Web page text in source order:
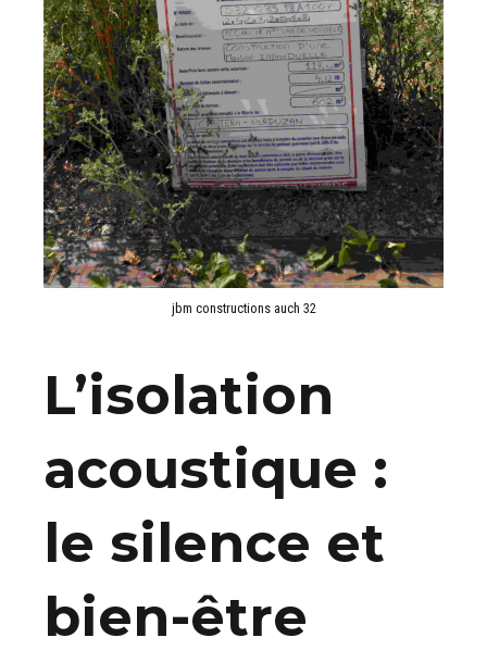
jbm constructions auch 32
L’isolation
acoustique :
le silence et
bien-être